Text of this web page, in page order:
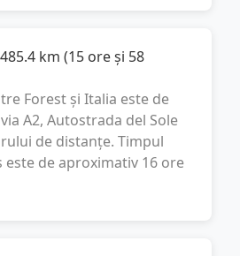
km (15 ore și 58
Forest și Italia este de
via A2, Autostrada del Sole
de distanțe. Timpul
este de aproximativ 16 ore